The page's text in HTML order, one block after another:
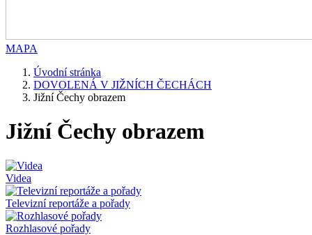
MAPA
Úvodní stránka
DOVOLENÁ V JIŽNÍCH ČECHÁCH
Jižní Čechy obrazem
Jižní Čechy obrazem
Videa
Televizní reportáže a pořady
Rozhlasové pořady